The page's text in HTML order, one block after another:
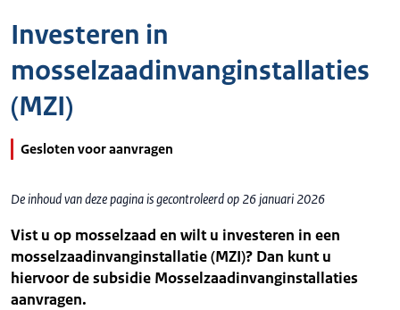
Investeren in
mosselzaadinvanginstallaties
(MZI)
Gesloten voor aanvragen
De inhoud van deze pagina is gecontroleerd op 26 januari 2026
Vist u op mosselzaad en wilt u investeren in een
mosselzaadinvanginstallatie (MZI)? Dan kunt u
hiervoor de subsidie Mosselzaadinvanginstallaties
aanvragen.